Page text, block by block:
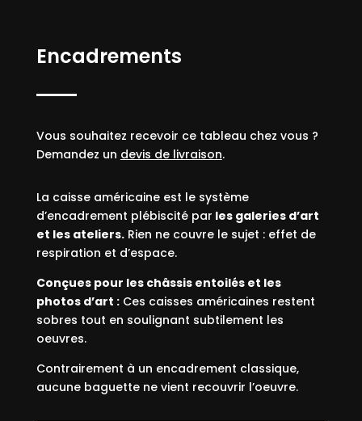
Encadrements
Vous souhaitez recevoir ce tableau chez vous ?
Demandez un devis de livraison.
La caisse américaine est le système
d’encadrement plébiscité par les galeries d’art
et les ateliers.Rien ne couvre le sujet : effet de
respiration et d’espace.
Conçues pour les châssis entoilés et les
photos d’art :Ces caisses américaines restent
sobres tout en soulignant subtilement les
oeuvres.
Contrairement à un encadrement classique,
aucune baguette ne vient recouvrir l’oeuvre.